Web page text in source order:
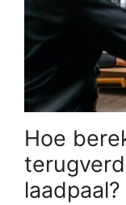
Hoe
laadpaal?